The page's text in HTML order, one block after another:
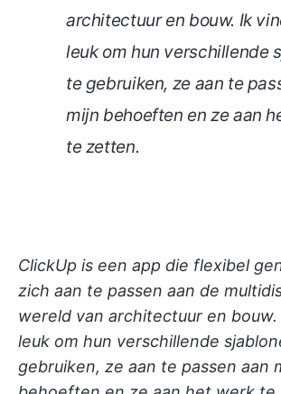
architectuur en bouw. Ik
leuk om hun verschillende
te gebruiken, ze aan te
mijn behoeften en ze aan
te zetten.
ClickUp is een app die flexibel
zich aan te passen aan de
wereld van architectuur en
leuk om hun verschillende
gebruiken, ze aan te passen aan